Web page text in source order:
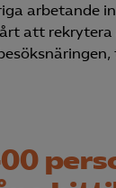
arbetande
att rekrytera